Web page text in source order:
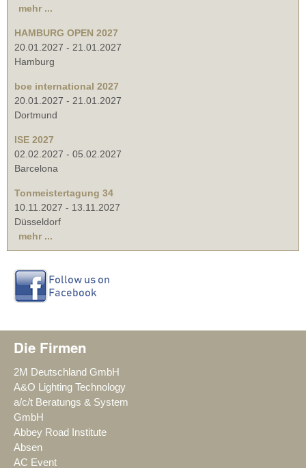
mehr ...
HAMBURG OPEN 2027
20.01.2027 - 21.01.2027
Hamburg
boe international 2027
20.01.2027 - 21.01.2027
Dortmund
ISE 2027
02.02.2027 - 05.02.2027
Barcelona
Tonmeistertagung 34
10.11.2027 - 13.11.2027
Düsseldorf
mehr ...
Die Firmen
2M Deutschland GmbH
A&O Lighting Technology
a/c/t Beratungs & System
GmbH
Abbey Road Institute
Absen
AC Event